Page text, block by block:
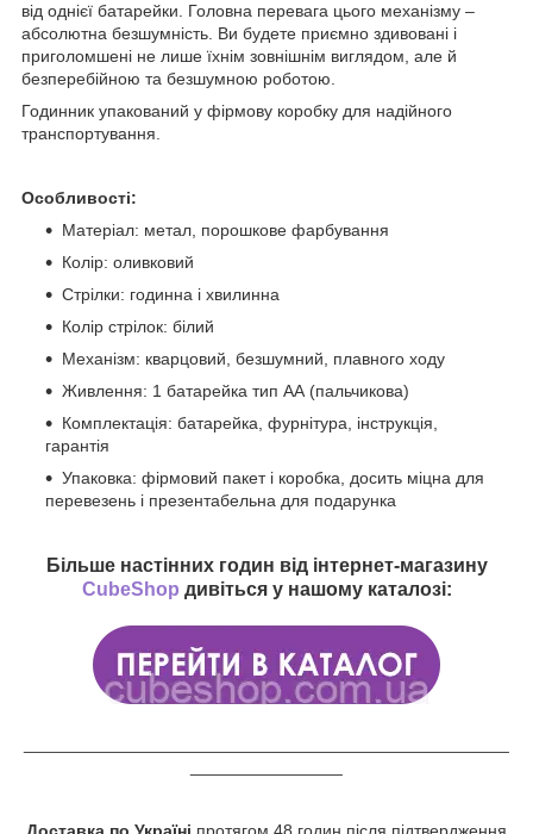
від однієї батарейки. Головна перевага цього механізму –
абсолютна безшумність. Ви будете приємно здивовані і
приголомшені не лише їхнім зовнішнім виглядом, але й
безперебійною та безшумною роботою.
Годинник упакований у фірмову коробку для надійного
транспортування.
Особливості:
Матеріал: метал, порошкове фарбування
Колір: оливковий
Стрілки: годинна і хвилинна
Колір стрілок: білий
Механізм: кварцовий, безшумний, плавного ходу
Живлення: 1 батарейка тип АА (пальчикова)
Комплектація: батарейка, фурнітура, інструкція,
гарантія
Упаковка: фірмовий пакет і коробка, досить міцна для
перевезень і презентабельна для подарунка
Більше настінних годин від інтернет-магазину
CubeShop дивіться у нашому каталозі: